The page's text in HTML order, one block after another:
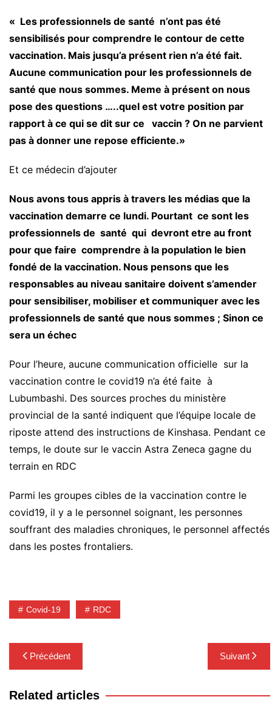
« Les professionnels de santé n’ont pas été
sensibilisés pour comprendre le contour de cette
vaccination. Mais jusqu’a présent rien n’a été fait.
Aucune communication pour les professionnels de
santé que nous sommes. Meme à présent on nous
pose des questions …..quel est votre position par
rapport à ce qui se dit sur ce vaccin ? On ne parvient
pas à donner une repose efficiente.»
Et ce médecin d’ajouter
Nous avons tous appris à travers les médias que la
vaccination demarre ce lundi. Pourtant ce sont les
professionnels de santé qui devront etre au front
pour que faire comprendre à la population le bien
fondé de la vaccination. Nous pensons que les
responsables au niveau sanitaire doivent s’amender
pour sensibiliser, mobiliser et communiquer avec les
professionnels de santé que nous sommes ; Sinon ce
sera un échec
Pour l’heure, aucune communication officielle sur la
vaccination contre le covid19 n’a été faite à
Lubumbashi. Des sources proches du ministère
provincial de la santé indiquent que l’équipe locale de
riposte attend des instructions de Kinshasa. Pendant ce
temps, le doute sur le vaccin Astra Zeneca gagne du
terrain en RDC
Parmi les groupes cibles de la vaccination contre le
covid19, il y a le personnel soignant, les personnes
souffrant des maladies chroniques, le personnel affectés
dans les postes frontaliers.
Covid-19 RDC
Navigation
de
l’article
Précédent Suivant
Related articles